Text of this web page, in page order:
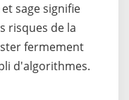
sage signifie
risques de la
fermement
d'algorithmes.